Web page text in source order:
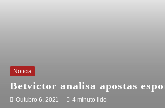
Noticia
Betvictor analisa apostas
Outubro 6, 2021 4 minuto lido